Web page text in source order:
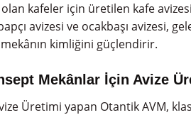
kafeler için üretilen kafe
avizesi ve ocakbaşı avizesi,
kimliğini güçlendirir.
Mekânlar İçin Avize
Üretimi yapan Otantik AVM,